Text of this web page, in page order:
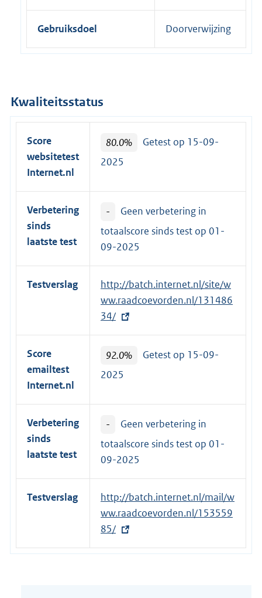
Gebruiksdoel Doorverwijzing
Kwaliteitsstatus
Score
websitetest
Internet.nl
80.0%
Getest op 15-09-
2025
Verbetering
sinds
laatste test
-
Geen verbetering in
totaalscore sinds test op 01-
09-2025
Testverslag
E
x
t
e
e
k
:
http://batch.internet.nl/site/w
ww.raadcoevorden.nl/131486
34/
Score
emailtest
Internet.nl
92.0%
Getest op 15-09-
2025
Verbetering
sinds
laatste test
-
Geen verbetering in
totaalscore sinds test op 01-
09-2025
Testverslag
E
x
t
e
http://batch.internet.nl/mail/w
ww.raadcoevorden.nl/153559
85/